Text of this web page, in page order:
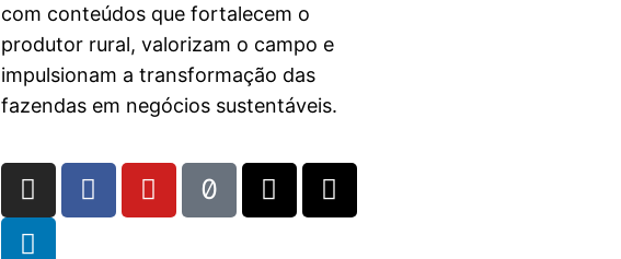
com conteúdos que fortalecem o
produtor rural, valorizam o campo e
impulsionam a transformação das
fazendas em negócios sustentáveis.